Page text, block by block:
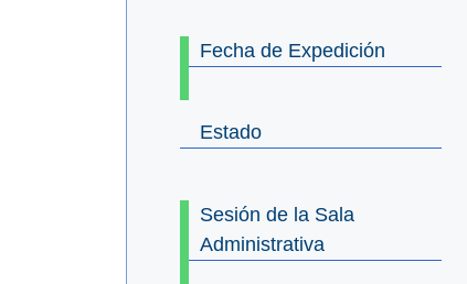
Fecha de Expedición
Estado
Sesión de la Sala
Administrativa